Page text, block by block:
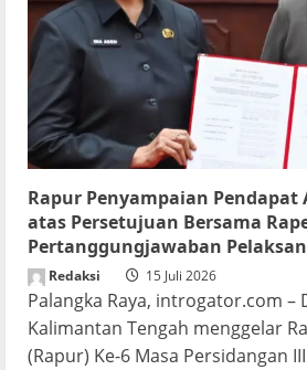
Rapur Penyampaian
atas Persetujuan Bersama
Pertanggungjawaban
Redaksi 15 Juli 2026
Palangka Raya, introgator.com –
Kalimantan Tengah menggelar
(Rapur) Ke-6 Masa Persidangan